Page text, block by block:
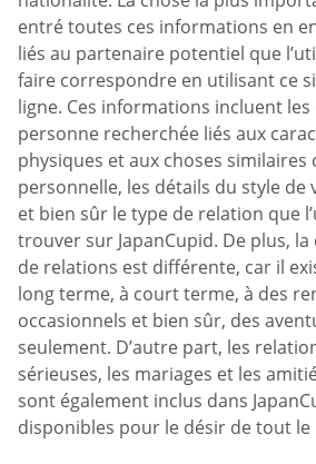
entré toutes ces informations en
liés au partenaire potentiel que
faire correspondre en utilisant ce
ligne. Ces informations incluent les
personne recherchée liés aux
physiques et aux choses similaires
personnelle, les détails du style de
et bien sûr le type de relation que
trouver sur JapanCupid. De plus,
de relations est différente, car il
long terme, à court terme, à des
occasionnels et bien sûr, des
seulement. D’autre part, les
sérieuses, les mariages et les
sont également inclus dans
disponibles pour le désir de tout le